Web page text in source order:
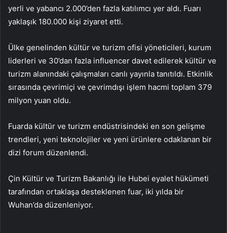
yerli ve yabancı 2.000’den fazla katılımcı yer aldı. Fuarı
yaklaşık 180.000 kişi ziyaret etti.
Ülke genelinden kültür ve turizm ofisi yöneticileri, kurum
liderleri ve 30’dan fazla influencer davet edilerek kültür ve
turizm alanındaki çalışmaları canlı yayınla tanıtıldı. Etkinlik
sırasında çevrimiçi ve çevrimdışı işlem hacmi toplam 379
milyon yuan oldu.
Fuarda kültür ve turizm endüstrisindeki en son gelişme
trendleri, yeni teknolojiler ve yeni ürünlere odaklanan bir
dizi forum düzenlendi.
Çin Kültür ve Turizm Bakanlığı ile Hubei eyalet hükümeti
tarafından ortaklaşa desteklenen fuar, iki yılda bir
Wuhan’da düzenleniyor.